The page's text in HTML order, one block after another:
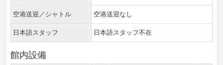
空港送迎／シャトル 空港送迎なし
日本語スタッフ 日本語スタッフ不在
館内設備